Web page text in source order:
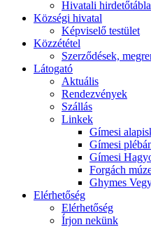
Hivatali hirdetőtábla
Községi hivatal
Képviselő testület
Közzététel
Szerződések,
Látogató
Aktuális
Rendezvények
Szállás
Linkek
Gímesi
Gímesi
Gímesi
Forgách
Ghymes
Elérhetőség
Elérhetőség
Írjon nekünk